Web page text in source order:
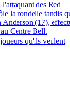
qu'ils veulent